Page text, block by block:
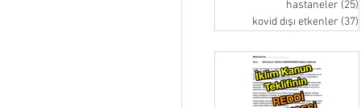
hastaneler (25)
kovid dışı etkenler (37)